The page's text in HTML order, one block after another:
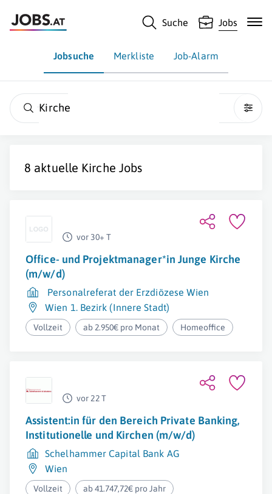
Suche Jobs
Jobsuche Merkliste Job-Alarm
Kirche
8 aktuelle Kirche Jobs
vor 30+ T
Office- und Projektmanager*in Junge Kirche
(m/w/d)
Personalreferat der Erzdiözese Wien
Wien 1. Bezirk (Innere Stadt)
Vollzeit ab 2.950€ pro Monat Homeoffice
vor 22 T
Assistent:in für den Bereich Private Banking,
Institutionelle und Kirchen (m/w/d)
Schelhammer Capital Bank AG
Wien
Vollzeit ab 41.747,72€ pro Jahr